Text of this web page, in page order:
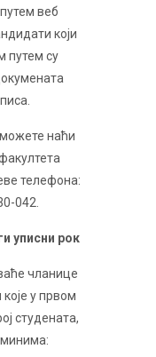
веб
који
путем су
наћи
телефона:
042.
уписни рок
чланице
у првом
студената,